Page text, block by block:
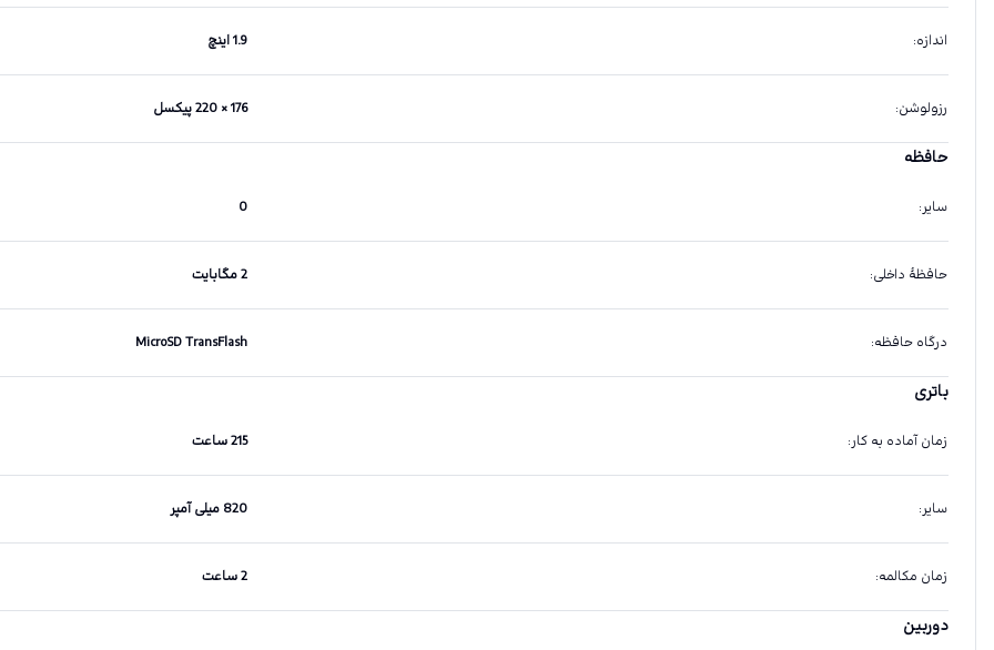
اندازه: 1.9 اینچ
رزولوشن: 176 × 220 پیکسل
حافظه
سایر:
0
حافظهٔ داخلی: 2 مگابایت
درگاه حافظه:
MicroSD TransFlash
باتری
زمان آماده به کار: 215 ساعت
سایر: 820 میلی آمپر
زمان مکالمه: 2 ساعت
دوربین